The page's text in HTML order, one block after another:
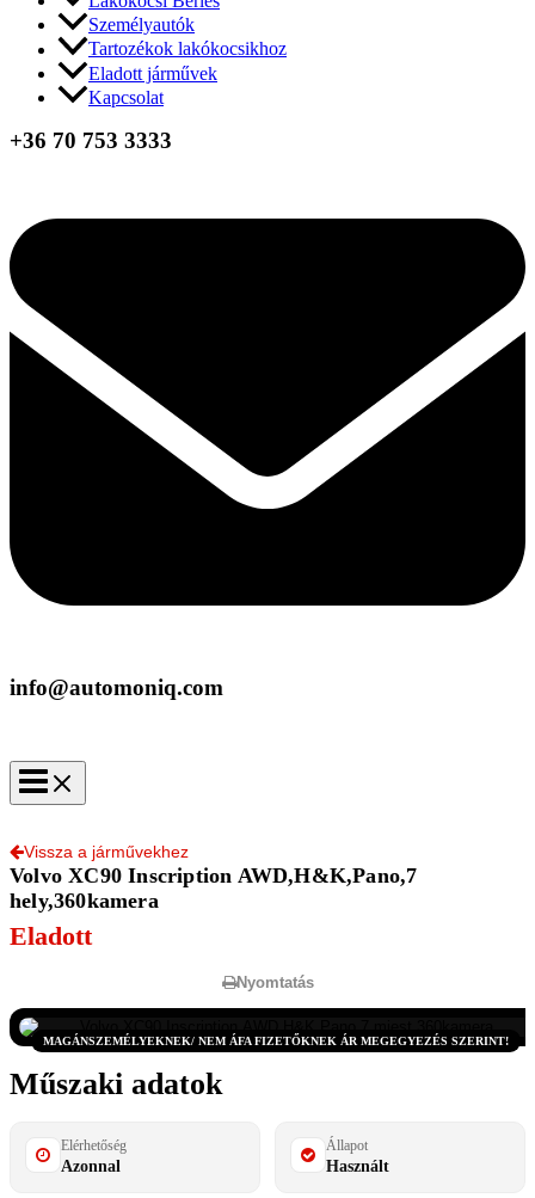
Személyautók
Tartozékok lakókocsikhoz
Eladott járművek
Kapcsolat
+36 70 753 3333
info@automoniq.com
Vissza a járművekhez
Volvo XC90 Inscription AWD,H&K,Pano,7
hely,360kamera
Eladott
Nyomtatás
MAGÁNSZEMÉLYEKNEK/ NEM ÁFA FIZETŐKNEK ÁR MEGEGYEZÉS SZERINT!
Műszaki adatok
Elérhetőség
Azonnal
Állapot
Használt